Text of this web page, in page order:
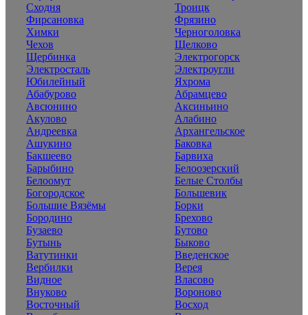
Сходня
Троицк
Фирсановка
Фрязино
Химки
Черноголовка
Чехов
Щелково
Щербинка
Электрогорск
Электросталь
Электроугли
Юбилейный
Яхрома
Абабурово
Абрамцево
Авсюнино
Аксиньино
Акулово
Алабино
Андреевка
Архангельское
Ашукино
Баковка
Бакшеево
Барвиха
Барыбино
Белоозерский
Белоомут
Белые Столбы
Богородское
Большевик
Большие Вязёмы
Борки
Бородино
Брехово
Бузаево
Бутово
Бутынь
Быково
Ватутинки
Введенское
Вербилки
Верея
Видное
Власово
Внуково
Вороново
Восточный
Восход